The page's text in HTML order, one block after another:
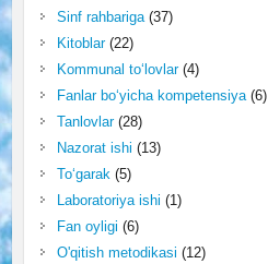
Sinf rahbariga(37)
Kitoblar(22)
Kommunal to‘lovlar(4)
Fanlar bo‘yicha kompetensiya(6)
Tanlovlar(28)
Nazorat ishi (13)
To‘garak(5)
Laboratoriya ishi (1)
Fan oyligi (6)
O'qitish metodikasi (12)